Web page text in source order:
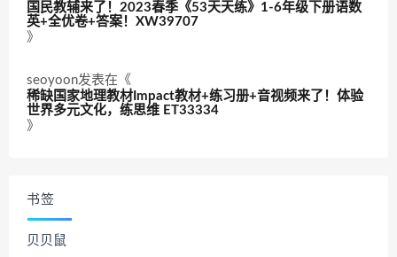
国民教辅来了！2023春季《53天天练》1-6年级下册语数
英+全优卷+答案！XW39707
》
seoyoon发表在《
稀缺国家地理教材Impact教材+练习册+音视频来了！体验
世界多元文化，练思维 ET33334
》
书签
贝贝鼠